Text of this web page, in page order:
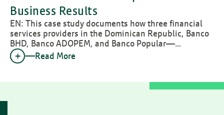
Business Results
EN: This case study documents how three financial
services providers in the Dominican Republic, Banco
BHD, Banco ADOPEM, and Banco Popular—…
Read More